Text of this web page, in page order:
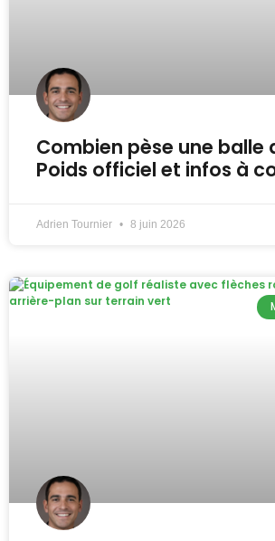
Combien pèse une balle
Poids officiel et infos à
Adrien Tournier 8 juin 2026